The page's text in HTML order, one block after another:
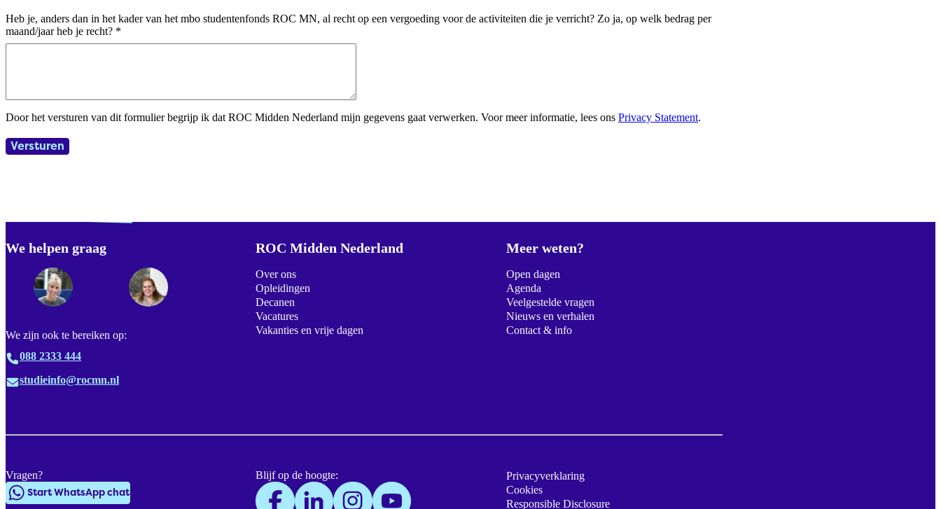
Heb je, anders dan in het kader van het mbo studentenfonds ROC MN, al recht op een vergoeding voor de activiteiten die je verricht? Zo ja, op welk bedrag per
maand/jaar heb je recht? *
Door het versturen van dit formulier begrijp ik dat ROC Midden Nederland mijn gegevens gaat verwerken. Voor meer informatie, lees ons Privacy Statement.
Versturen
We helpen graag
We zijn ook te bereiken op:
088 2333 444
studieinfo@rocmn.nl
ROC Midden Nederland
Over ons
Opleidingen
Decanen
Vacatures
Vakanties en vrije dagen
Meer weten?
Open dagen
Agenda
Veelgestelde vragen
Nieuws en verhalen
Contact & info
Vragen?
Start WhatsApp chat
Blijf op de hoogte:
Footer
Privacyverklaring
Cookies
Responsible Disclosure